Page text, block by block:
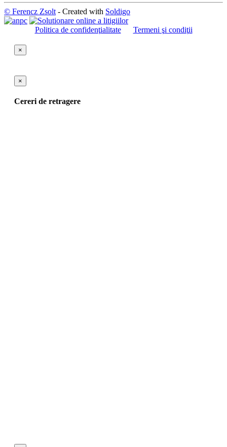
© Ferencz Zsolt - Created with Soldigo
Politica de confidenţialitate Termeni şi condiţii
×
×
Cereri de retragere